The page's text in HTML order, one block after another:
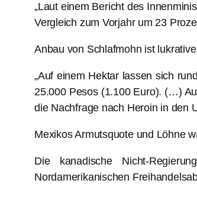
„Laut einem Bericht des
Vergleich zum Vorjahr um 23
Anbau von Schlafmohn ist
„Auf einem Hektar lassen sich
25.000 Pesos (1.100 Euro). (…)
die Nachfrage nach Heroin in den
Mexikos Armutsquote und Löhne
Die kanadische Nicht-
Nordamerikanischen